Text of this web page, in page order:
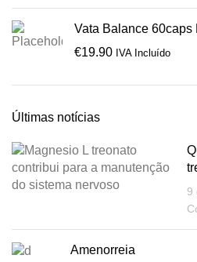
Vata Balance 60caps
€19.90 IVA Incluído
Últimas notícias
9
Amenorreia